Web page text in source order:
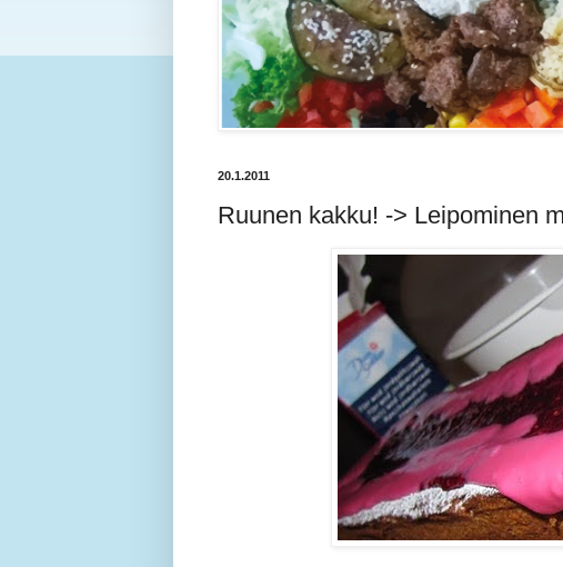
20.1.2011
Ruunen kakku! -> Leipominen